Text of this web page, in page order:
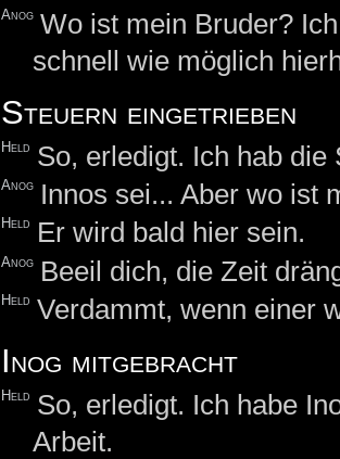
Anog Wo ist mein Bruder?
schnell wie möglich
Steuern eingetrieben
Held So, erledigt. Ich hab die
Anog Innos sei... Aber wo ist
Held Er wird bald hier sein.
Anog Beeil dich, die Zeit
Held Verdammt, wenn einer
Inog mitgebracht
Held So, erledigt. Ich habe
Arbeit.